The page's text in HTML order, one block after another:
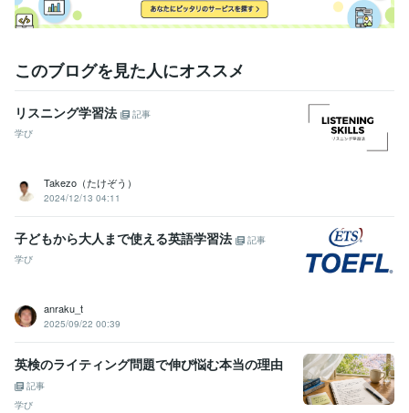
このブログを見た人にオススメ
リスニング学習法
記事
学び
Takezo（たけぞう）
2024/12/13 04:11
子どもから大人まで使える英語学習法
記事
学び
anraku_t
2025/09/22 00:39
英検のライティング問題で伸び悩む本当の理由
記事
学び